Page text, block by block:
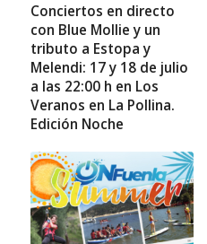
Conciertos en directo
con Blue Mollie y un
tributo a Estopa y
Melendi: 17 y 18 de julio
a las 22:00 h en Los
Veranos en La Pollina.
Edición Noche